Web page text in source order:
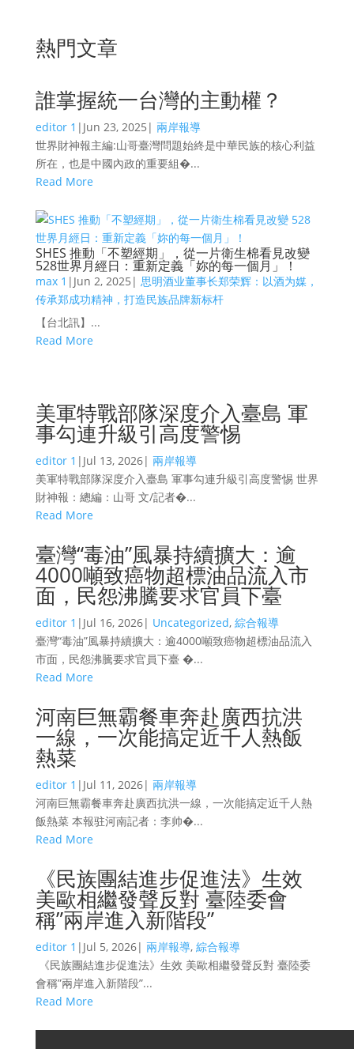
熱門文章
誰掌握統一台灣的主動權？
editor 1 | Jun 23, 2025 | 兩岸報導
世界財神報主編:山哥臺灣問題始終是中華民族的核心利益
所在，也是中國內政的重要組�...
Read More
SHES 推動「不塑經期」，從一片衛生棉看見改變
528世界月經日：重新定義「妳的每一個月」！
max 1 | Jun 2, 2025 | 思明酒业董事长郑荣辉：以酒为媒，
传承郑成功精神，打造民族品牌新标杆
【台北訊】...
Read More
美軍特戰部隊深度介入臺島 軍
事勾連升級引高度警惕
editor 1 | Jul 13, 2026| 兩岸報導
美軍特戰部隊深度介入臺島 軍事勾連升級引高度警惕 世界
財神報：總編：山哥 文/記者�...
Read More
臺灣“毒油”風暴持續擴大：逾
4000噸致癌物超標油品流入市
面，民怨沸騰要求官員下臺
editor 1 | Jul 16, 2026| Uncategorized, 綜合報導
臺灣“毒油”風暴持續擴大：逾4000噸致癌物超標油品流入
市面，民怨沸騰要求官員下臺 �...
Read More
河南巨無霸餐車奔赴廣西抗洪
一線，一次能搞定近千人熱飯
熱菜
editor 1 | Jul 11, 2026| 兩岸報導
河南巨無霸餐車奔赴廣西抗洪一線，一次能搞定近千人熱
飯熱菜 本報驻河南記者：李帅�...
Read More
《民族團結進步促進法》生效
美歐相繼發聲反對 臺陸委會
稱”兩岸進入新階段”
editor 1 | Jul 5, 2026| 兩岸報導, 綜合報導
《民族團結進步促進法》生效 美歐相繼發聲反對 臺陸委
會稱”兩岸進入新階段”...
Read More